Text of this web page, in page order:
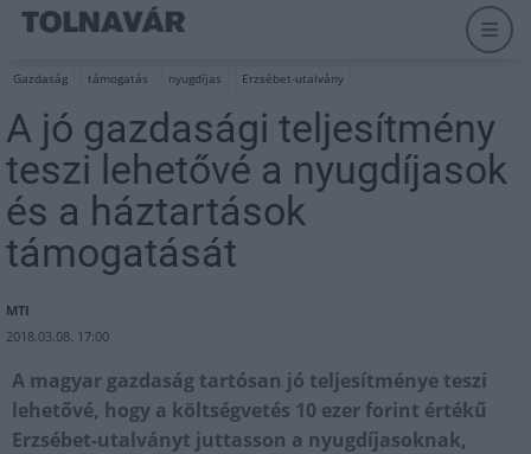
Gazdaság támogatás nyugdíjas Erzsébet-utalvány
A jó gazdasági teljesítmény
teszi lehetővé a nyugdíjasok
és a háztartások
támogatását
MTI
2018.03.08. 17:00
A magyar gazdaság tartósan jó teljesítménye teszi
lehetővé, hogy a költségvetés 10 ezer forint értékű
Erzsébet-utalványt juttasson a nyugdíjasoknak,